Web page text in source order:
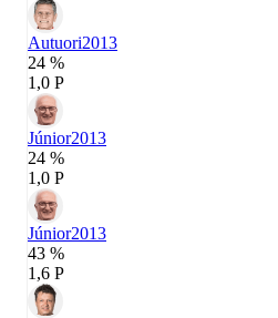
Autuori2013
24 %
1,0 P
Júnior2013
24 %
1,0 P
Júnior2013
43 %
1,6 P